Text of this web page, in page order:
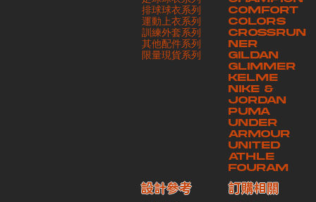
貨品。貴客可選擇最適合的付款方式以及取貨安排
本公司之責任 - 貴客請於收獲本公司正式訂購單據後 3 個工作天內安排
付款。如未能按期繳付所需款項，貴客須緻交因逾期所衍生之額外行政費
貨品，如逾期未取，本公司將不予保存相關貨品。有關貨款訂金將不予歸
還，貴客仍須負責貨款餘額 - 貴客請於收貨時小心核對貨品數量及檢查
貨品品質 - 基於 S.F. Express / GoGoVan 等託運商為第三方服務，
本公司將保證貨品安全到達第三方手中。如第三方在運送過程中引致任何
有關貨品之遺失、損毀、誤投或運送延誤，本公司一律不負責
排球球衣系列
運動上衣系列
訓練外套系列
其他配件系列
​限量現貨系列
COMFORT
COLORS
CROSSRUN
NER
GILDAN
GLIMMER
KELME
NIKE &
JORDAN
PUMA
UNDER
ARMOUR
UNITED
ATHLE
FOURAM
設計參考 訂購相關